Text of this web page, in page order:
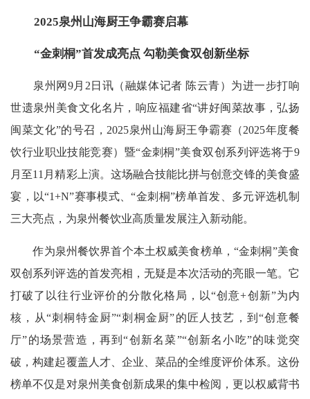
2025泉州山海厨王争霸赛启幕
“金刺桐”首发成亮点 勾勒美食双创新坐标
泉州网9月2日讯（融媒体记者 陈云青）为进一步打响
世遗泉州美食文化名片，响应福建省“讲好闽菜故事，弘扬
闽菜文化”的号召，2025泉州山海厨王争霸赛（2025年度餐
饮行业职业技能竞赛）暨“金刺桐”美食双创系列评选将于9
月至11月精彩上演。这场融合技能比拼与创意交锋的美食盛
宴，以“1+N”赛事模式、“金刺桐”榜单首发、多元评选机制
三大亮点，为泉州餐饮业高质量发展注入新动能。
作为泉州餐饮界首个本土权威美食榜单，“金刺桐”美食
双创系列评选的首发亮相，无疑是本次活动的亮眼一笔。它
打破了以往行业评价的分散化格局，以“创意+创新”为内
核，从“刺桐特金厨”“刺桐金厨”的匠人技艺，到“创意餐
厅”的场景营造，再到“创新名菜”“创新名小吃”的味觉突
破，构建起覆盖人才、企业、菜品的全维度评价体系。这份
榜单不仅是对泉州美食创新成果的集中检阅，更以权威背书